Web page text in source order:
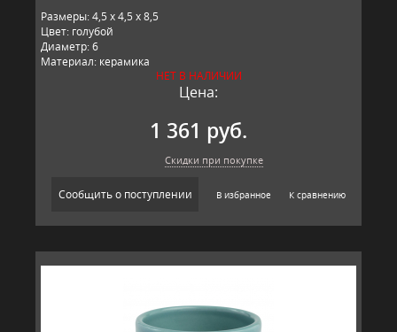
Размеры: 4,5 x 4,5 x 8,5
Цвет: голубой
Диаметр: 6
Материал: керамика
Производитель: T&G, Великобритания
НЕТ В НАЛИЧИИ
Цена:
1 361 руб.
Скидки при покупке
Сообщить о поступлении В избранное К сравнению